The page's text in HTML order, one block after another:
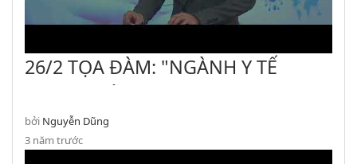
26/2 TỌA ĐÀM: "NGÀNH Y TẾ
19
bởi Nguyễn Dũng
3 năm trước